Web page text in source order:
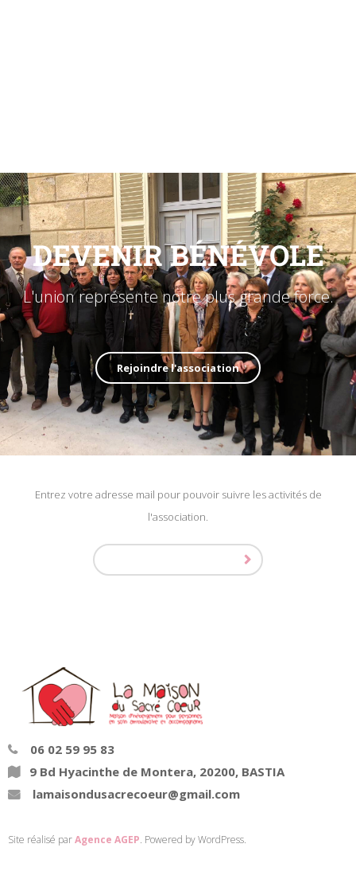
DEVENIR BÉNÉVOLE
L'union représente notre plus grande force.
Rejoindre l'association
Entrez votre adresse mail pour pouvoir suivre les activités de
l'association.
06 02 59 95 83
9 Bd Hyacinthe de Montera, 20200, BASTIA
lamaisondusacrecoeur@gmail.com
Site réalisé parAgence AGEP. Powered by WordPress.